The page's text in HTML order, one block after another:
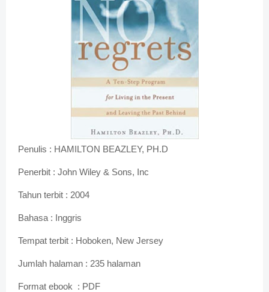
Penulis : HAMILTON BEAZLEY, PH.D
Penerbit : John Wiley & Sons, Inc
Tahun terbit : 2004
Bahasa : Inggris
Tempat terbit : Hoboken, New Jersey
Jumlah halaman : 235 halaman
Format ebook : PDF